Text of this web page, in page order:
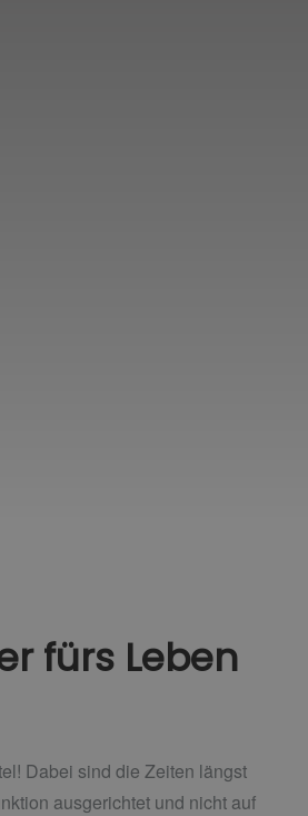
fürs Leben
Dabei sind die Zeiten längst
ausgerichtet und nicht auf